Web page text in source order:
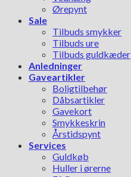
Ørepynt
Sale
Tilbuds smykker
Tilbuds ure
Tilbuds guldkæder
Anledninger
Gaveartikler
Boligtilbehør
Dåbsartikler
Gavekort
Smykkeskrin
Årstidspynt
Services
Guldkøb
Huller i ørerne